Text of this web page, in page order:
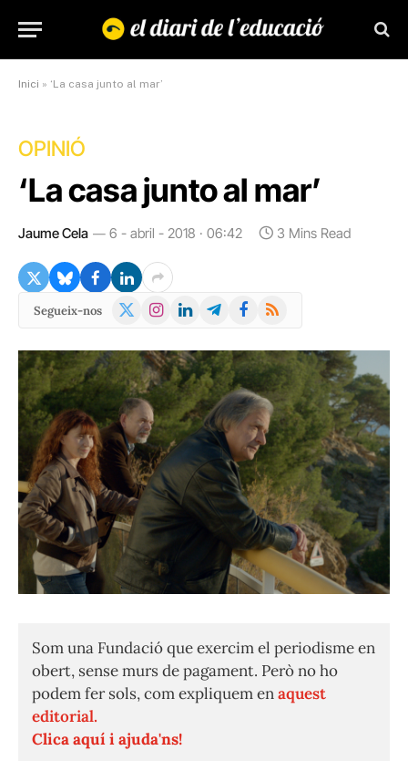
Inici » ‘La casa junto al mar’
OPINIÓ
‘La casa junto al mar’
Jaume Cela 6 - abril - 2018 · 06:42 3 Mins Read
Segueix-nos
X
Instagram
LinkedInTelegramFacebook
RSS
Som una Fundació que exercim el periodisme en
obert, sense murs de pagament. Però no ho
podem fer sols, com expliquem enaquest
editorial.
Clica aquí i ajuda'ns!